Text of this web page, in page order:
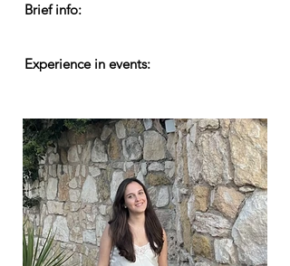
Brief info:
Experience in events: